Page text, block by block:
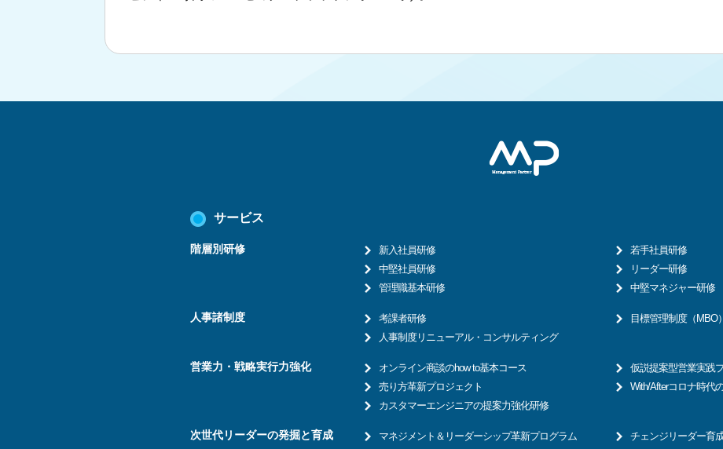
サービス
階層別研修 新入社員研修
若手社員研修
中堅社員研修
リーダー研修
管理職基本研修
中堅マネジャー研修
人事諸制度 考課者研修
目標管理制度（MBO
人事制度リニューアル・コンサルティング
営業力・戦略実行力強化 オンライン商談のhow to基本コース
仮説提案型営業実践
売り方革新プロジェクト
With/Afterコロナ時代
カスタマーエンジニアの提案力強化研修
次世代リーダーの発掘と育成 マネジメント＆リーダーシップ革新プログラム チェンジリーダー育